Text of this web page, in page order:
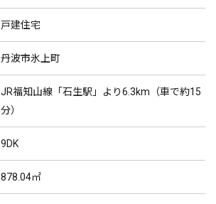
戸建住宅
丹波市氷上町
JR福知山線「石生駅」より6.3km（車で約15
分）
9DK
878.04㎡